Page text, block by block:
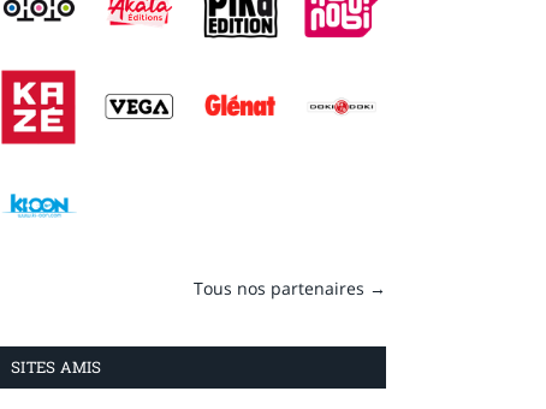
Tous nos partenaires →
SITES AMIS